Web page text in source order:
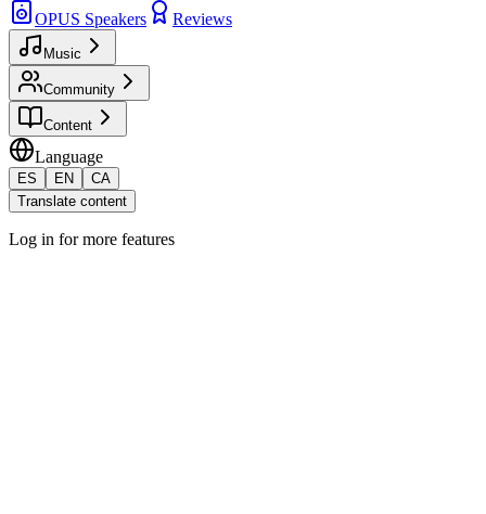
OPUS Speakers
Reviews
Music
Community
Content
Language
ES EN
CA
Translate content
Log in for more features